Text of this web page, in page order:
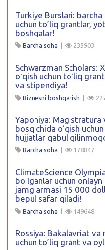
Turkiye Burslari:
uchun to’liq grantlar,
boshqalar!
Barcha soha | 235903
Schwarzman Scholars:
oʻqish uchun toʻliq
va stipendiya!
Biznesni boshqarish |
Yaponiya:
bosqichida oʻqish
hujjatlar qabul
Barcha soha | 178847
ClimateScience
boʻlganlar uchun
jamgʻarmasi 15 000
bepul safar qiladi!
Barcha soha | 149648
Rossiya: Bakalavriat va
uchun to’liq grant va